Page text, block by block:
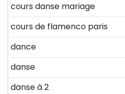
cours danse mariage
cours de flamenco paris
dance
danse
danse à 2